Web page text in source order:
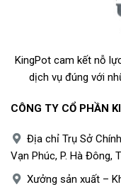
KingPot cam kết nỗ
dịch vụ đúng với
CÔNG TY CỔ PHẦN
Địa chỉ Trụ Sở
Vạn Phúc, P. Hà Đông,
Xưởng sản xuất –